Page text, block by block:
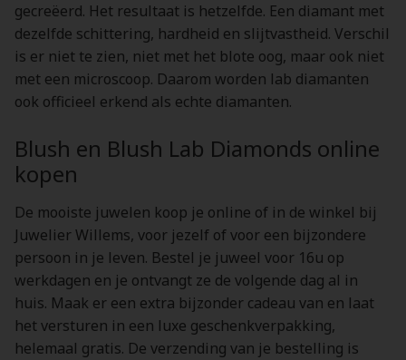
gecreëerd. Het resultaat is hetzelfde. Een diamant met
dezelfde schittering, hardheid en slijtvastheid. Verschil
is er niet te zien, niet met het blote oog, maar ook niet
met een microscoop. Daarom worden lab diamanten
ook officieel erkend als echte diamanten.
Blush en Blush Lab Diamonds online
kopen
De mooiste juwelen koop je online of in de winkel bij
Juwelier Willems, voor jezelf of voor een bijzondere
persoon in je leven. Bestel je juweel voor 16u op
werkdagen en je ontvangt ze de volgende dag al in
huis. Maak er een extra bijzonder cadeau van en laat
het versturen in een luxe geschenkverpakking,
helemaal gratis. De verzending van je bestelling is